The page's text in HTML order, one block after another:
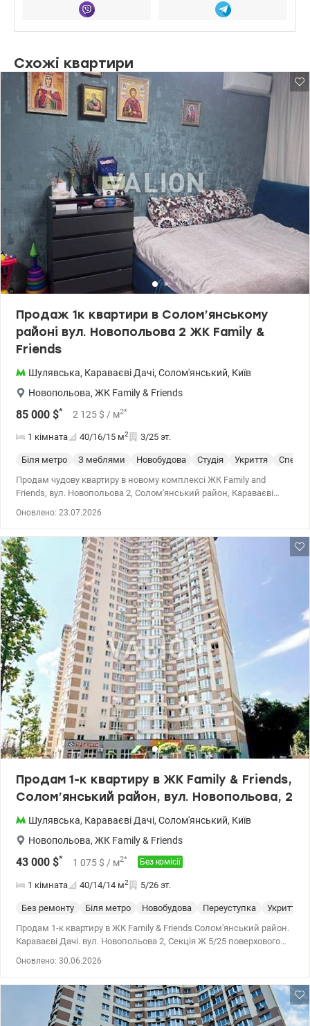
Схожі квартири
Продаж 1к квартири в Солом’янському
районі вул. Новопольова 2 ЖК Family &
Friends
Шулявська, Караваєві Дачі, Солом'янський, Київ
Новопольова, ЖК Family & Friends
85 000 $* 2 125 $ / м2*
1 кімната 40/16/15 м2 3/25 эт.
Біля метро З меблями Новобудова Студія Укриття
Продам чудову квартиру в новому комплексі ЖК Family and
Friends, вул. Новопольова 2, Солом'янський район, Караваєві
квартирі виконаний сучасний ремонт з якісних матеріалів, є всі
монолітно-каркасний, має свою закриту територію, магазини,
фітнес-студію, кафе. Поруч ліцей Ерудит, НАУ, КПІ, сади, школи,
ТРЦ Космополіт, ТРЦ Аркадія. Зручна транспортна розв'язка,
швидкісний трамвай до метро Шулявська 10 хвилин. Перегляди
за домовленістю Цена 85 000 у.е. Светлана 0669569268,
0989748035 valion.ua/1153923
Оновлено: 23.07.2026
Продам 1-к квартиру в ЖК Family & Friends,
Солом’янський район, вул. Новопольова, 2
Шулявська, Караваєві Дачі, Солом'янський, Київ
Новопольова, ЖК Family & Friends
43 000 $* 1 075 $ / м2* Без комісії
1 кімната 40/14/14 м2 5/26 эт.
Без ремонту Біля метро Новобудова Переуступка
Укриття
Продам 1-к квартиру в ЖК Family & Friends Солом'янський район.
Караваєві Дачі. вул. Новопольова 2, Секція Ж 5/25 поверхового
Продумане планування з окремою кімнатою, великою та
для здійснення ваших дизайнерських рішень. Поруч дитячий
садок і школа. Сквери для прогулянок з дітьми, кав'ярні та
ресторани для зустрічей із друзями. Чудова транспортна
Оновлено: 30.06.2026